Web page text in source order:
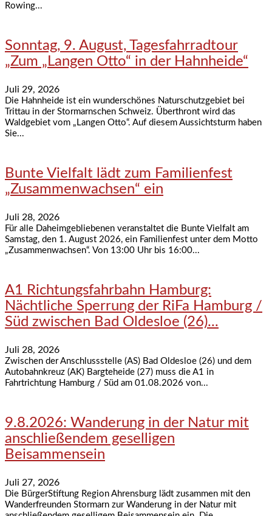
Rowing...
Sonntag, 9. August, Tagesfahrradtour
„Zum „Langen Otto“ in der Hahnheide“
Juli 29, 2026
Die Hahnheide ist ein wunderschönes Naturschutzgebiet bei
Trittau in der Stormarnschen Schweiz. Überthront wird das
Waldgebiet vom „Langen Otto“. Auf diesem Aussichtsturm haben
Sie...
Bunte Vielfalt lädt zum Familienfest
„Zusammenwachsen“ ein
Juli 28, 2026
Für alle Daheimgebliebenen veranstaltet die Bunte Vielfalt am
Samstag, den 1. August 2026, ein Familienfest unter dem Motto
„Zusammenwachsen“. Von 13:00 Uhr bis 16:00...
A1 Richtungsfahrbahn Hamburg:
Nächtliche Sperrung der RiFa Hamburg /
Süd zwischen Bad Oldesloe (26)...
Juli 28, 2026
Zwischen der Anschlussstelle (AS) Bad Oldesloe (26) und dem
Autobahnkreuz (AK) Bargteheide (27) muss die A1 in
Fahrtrichtung Hamburg / Süd am 01.08.2026 von...
9.8.2026: Wanderung in der Natur mit
anschließendem geselligen
Beisammensein
Juli 27, 2026
Die BürgerStiftung Region Ahrensburg lädt zusammen mit den
Wanderfreunden Stormarn zur Wanderung in der Natur mit